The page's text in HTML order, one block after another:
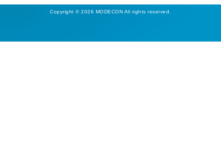
Copyright © 2026 MODECON All rights reserved.